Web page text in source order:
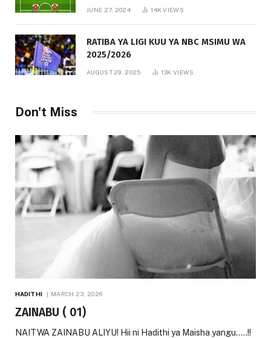
JUNE 27, 2024 14KVIEWS
RATIBA YA LIGI KUU YA NBC MSIMU WA
2025/2026
AUGUST 29, 2025 13KVIEWS
Don't Miss
HADITHI MARCH 23, 2026
ZAINABU ( 01)
NAITWA ZAINABU ALIYU! Hii ni Hadithi ya Maisha yangu…..!!